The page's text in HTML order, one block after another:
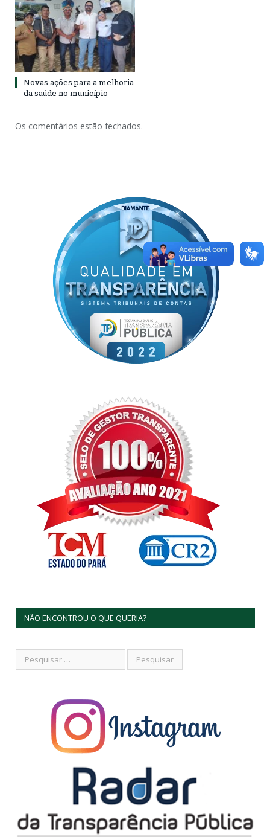
Novas ações para a melhoria
da saúde no município
Os comentários estão fechados.
NÃO ENCONTROU O QUE QUERIA?